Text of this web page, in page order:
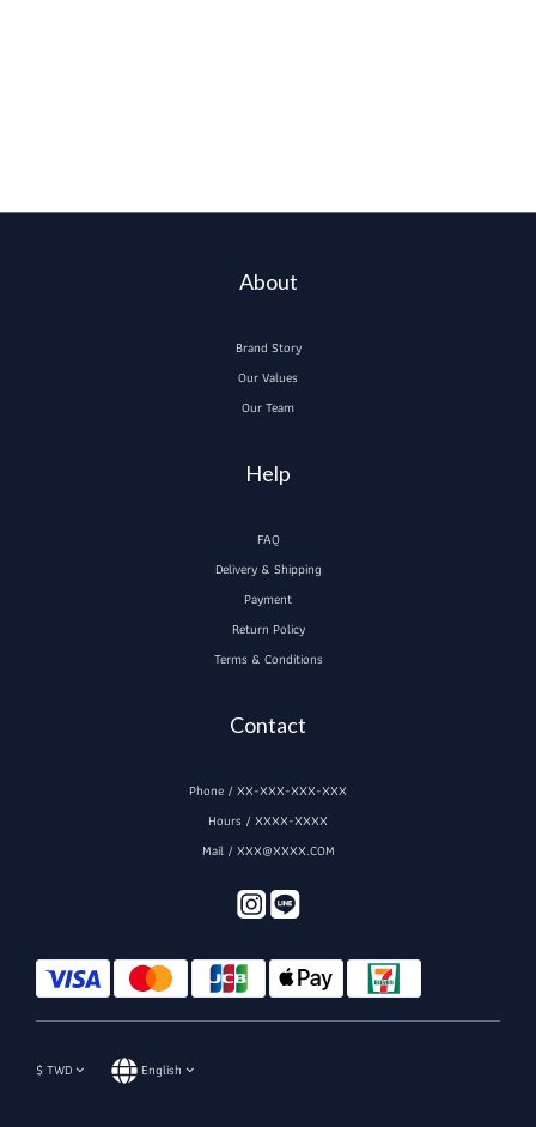
About
Brand Story
Our Values
Our Team
Help
FAQ
Delivery & Shipping
Payment
Return Policy
Terms & Conditions
Contact
Phone / XX-XXX-XXX-XXX
Hours / XXXX-XXXX
Mail / XXX@XXXX.COM
$TWD English